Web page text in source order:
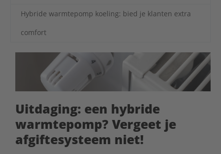
Hybride warmtepomp koeling: bied je klanten extra
comfort
Uitdaging: een hybride
warmtepomp? Vergeet je
afgiftesysteem niet!